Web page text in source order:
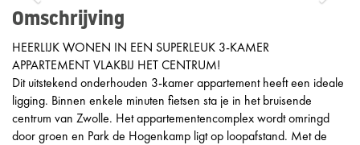
Omschrijving
HEERLIJK WONEN IN EEN SUPERLEUK 3-KAMER
APPARTEMENT VLAKBIJ HET CENTRUM!
Dit uitstekend onderhouden 3-kamer appartement heeft een ideale
ligging. Binnen enkele minuten fietsen sta je in het bruisende
centrum van Zwolle. Het appartementencomplex wordt omringd
door groen en Park de Hogenkamp ligt op loopafstand. Met de